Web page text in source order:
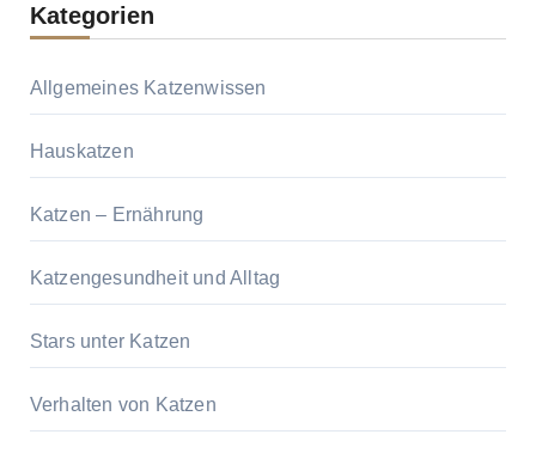
Kategorien
Allgemeines Katzenwissen
Hauskatzen
Katzen – Ernährung
Katzengesundheit und Alltag
Stars unter Katzen
Verhalten von Katzen